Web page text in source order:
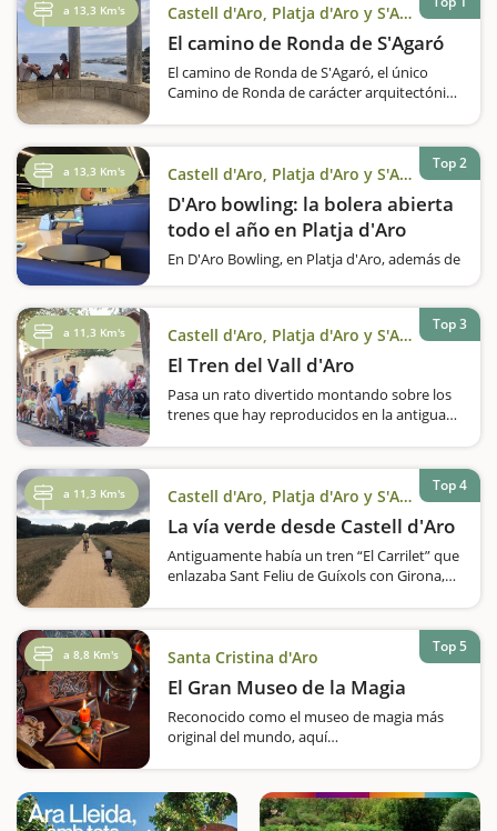
a 13,3 Km's Castell d'Aro, Platja d'Aro y S'Agaró
El camino de Ronda de S'Agaró
El camino de Ronda de S'Agaró, el único
Camino de Ronda de carácter arquitectónico
y glamuroso pasado cinematográfico.…
a 13,3 Km's Castell d'Aro, Platja d'Aro y S'Agaró
D'Aro bowling: la bolera abierta
todo el año en Platja d'Aro
En D'Aro Bowling, en Platja d'Aro, además de
bolas para niños y pueden adaptar la pista.
Se pueden celebrar aniversarios y eventos
empresariales.En el Centro Comercial…
Top 2
a 11,3 Km's Castell d'Aro, Platja d'Aro y S'Agaró
El Tren del Vall d'Aro
Pasa un rato divertido montando sobre los
trenes que hay reproducidos en la antigua
sobre un trenecito a escala que reproduce
las antiguas…
Top 3
a 11,3 Km's Castell d'Aro, Platja d'Aro y S'Agaró
La vía verde desde Castell d'Aro
Antiguamente había un tren “El Carrilet” que
enlazaba Sant Feliu de Guíxols con Girona,
bicicleta o a pie, un camino fácil adecuado…
Top 4
a 8,8 Km's Santa Cristina d'Aro
El Gran Museo de la Magia
Reconocido como el museo de magia más
original del mundo, aquí
magia? ¿Os alucinan los trucos más
increíbles?…
Top 5